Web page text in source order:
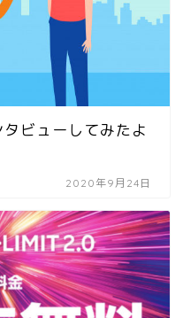
タビューしてみたよ
2020年9月24日